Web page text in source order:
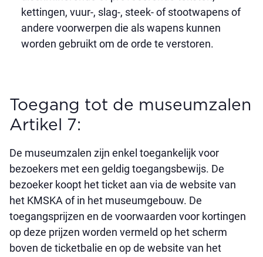
kettingen, vuur-, slag-, steek- of stootwapens of
andere voorwerpen die als wapens kunnen
worden gebruikt om de orde te verstoren.
Toegang tot de museumzalen
Artikel 7:
De museumzalen zijn enkel toegankelijk voor
bezoekers met een geldig toegangsbewijs. De
bezoeker koopt het ticket aan via de website van
het KMSKA of in het museumgebouw. De
toegangsprijzen en de voorwaarden voor kortingen
op deze prijzen worden vermeld op het scherm
boven de ticketbalie en op de website van het